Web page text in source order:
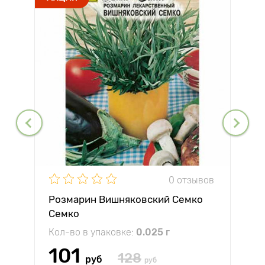
0 отзывов
Розмарин Вишняковский Семко
Семко
Кол-во в упаковке: 0.025 г
101 руб 128 руб